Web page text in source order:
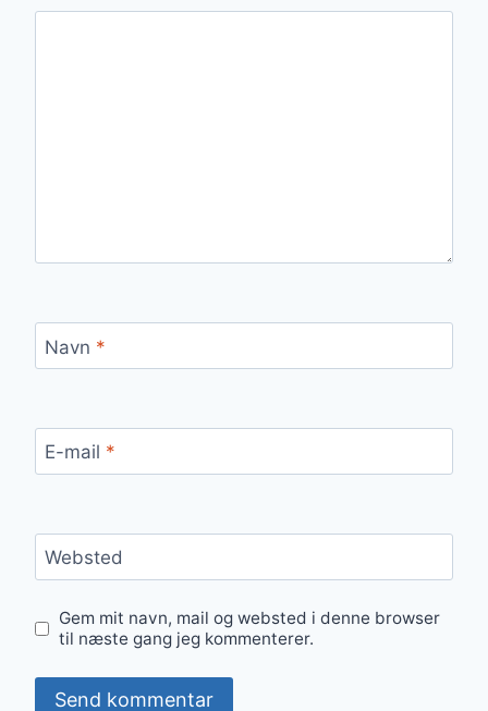
Navn *
E-mail *
Websted
Gem mit navn, mail og websted i denne browser
til næste gang jeg kommenterer.